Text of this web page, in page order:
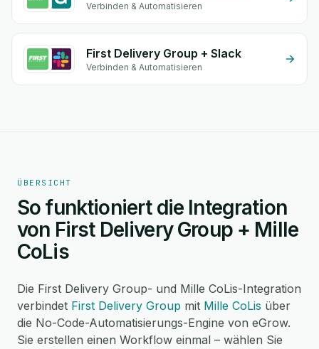
Verbinden & Automatisieren
First Delivery Group + Slack
Verbinden & Automatisieren
ÜBERSICHT
So funktioniert die Integration
von First Delivery Group + Mille
CoLis
Die First Delivery Group- und Mille CoLis-Integration
verbindet First Delivery Group mit Mille CoLis über
die No-Code-Automatisierungs-Engine von eGrow.
Sie erstellen einen Workflow einmal – wählen Sie